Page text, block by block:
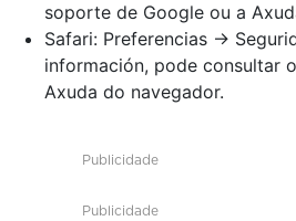
soporte de Google ou a
Safari: Preferencias ->
información, pode consultar
Axuda do navegador.
Publicidade
Publicidade